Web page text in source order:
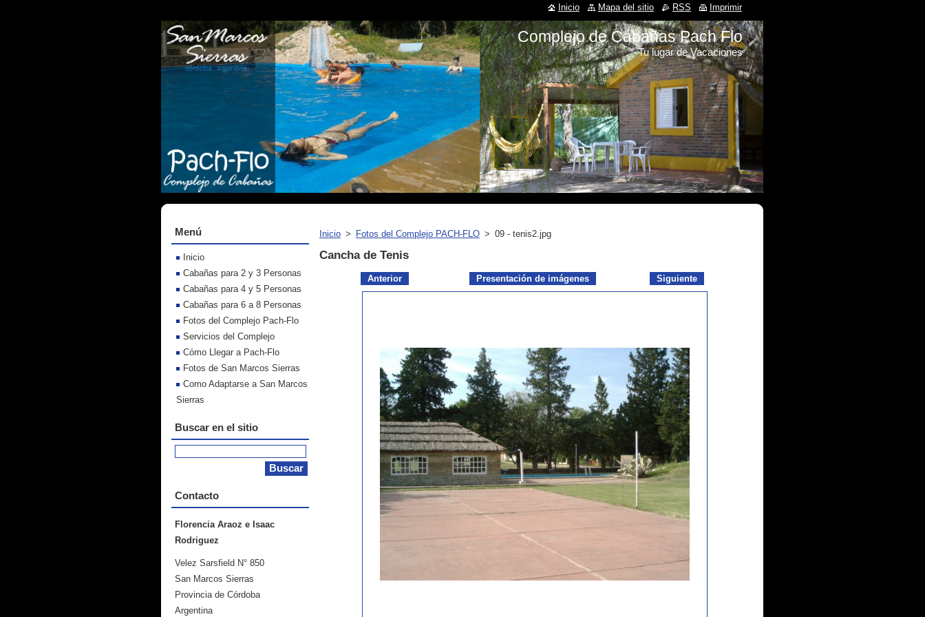
Complejo de Cabañas Pach Flo
Tu lugar de Vacaciones
Inicio > Fotos del Complejo PACH-FLO > 09 - tenis2.jpg
Cancha de Tenis
Anterior Presentación de imágenes Siguiente
Menú
Inicio
Cabañas para 2 y 3 Personas
Cabañas para 4 y 5 Personas
Cabañas para 6 a 8 Personas
Fotos del Complejo Pach-Flo
Servicios del Complejo
Cómo Llegar a Pach-Flo
Fotos de San Marcos Sierras
Como Adaptarse a San Marcos
Sierras
Buscar en el sitio
Contacto
Florencia Araoz e Isaac
Rodriguez
Velez Sarsfield N° 850
San Marcos Sierras
Provincia de Córdoba
Argentina
Inicio Mapa del sitio RSS Imprimir